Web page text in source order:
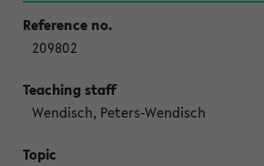
209802
Wendisch, Peters-Wendisch